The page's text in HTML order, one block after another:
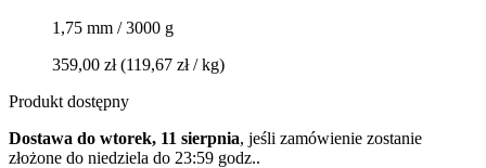
1,75 mm / 3000 g
359,00 zł(119,67 zł / kg)
Produkt dostępny
Dostawa do wtorek, 11 sierpnia, jeśli zamówienie zostanie
złożone do niedziela do 23:59 godz..